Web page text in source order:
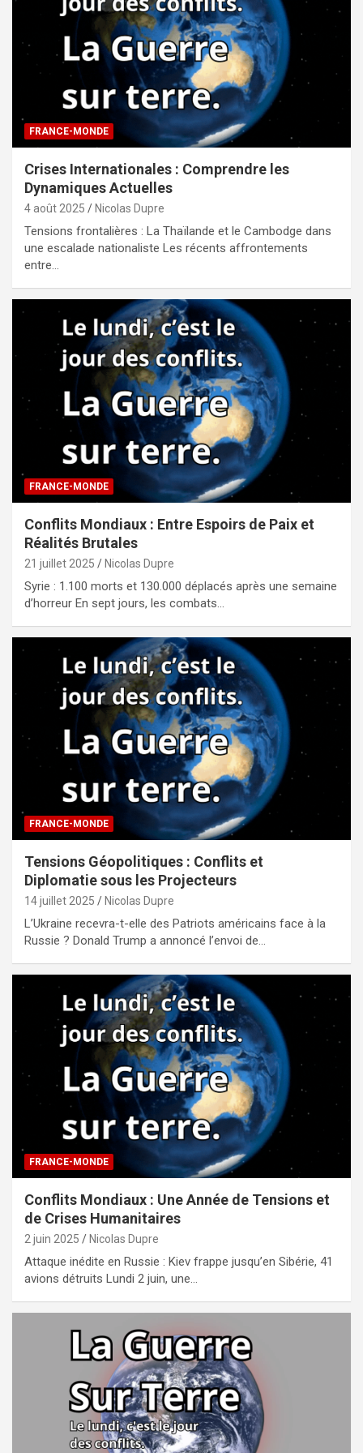
FRANCE-MONDE
Crises Internationales : Comprendre les
Dynamiques Actuelles
4 août 2025 Nicolas Dupre
Tensions frontalières : La Thaïlande et le Cambodge dans
une escalade nationaliste Les récents affrontements
entre…
FRANCE-MONDE
Conflits Mondiaux : Entre Espoirs de Paix et
Réalités Brutales
21 juillet 2025 Nicolas Dupre
Syrie : 1.100 morts et 130.000 déplacés après une semaine
d’horreur En sept jours, les combats…
FRANCE-MONDE
Tensions Géopolitiques : Conflits et
Diplomatie sous les Projecteurs
14 juillet 2025 Nicolas Dupre
L’Ukraine recevra-t-elle des Patriots américains face à la
Russie ? Donald Trump a annoncé l’envoi de…
FRANCE-MONDE
Conflits Mondiaux : Une Année de Tensions et
de Crises Humanitaires
2 juin 2025 Nicolas Dupre
Attaque inédite en Russie : Kiev frappe jusqu’en Sibérie, 41
avions détruits Lundi 2 juin, une…